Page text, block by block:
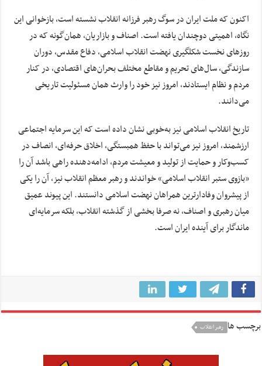
اکنون که ملت ایران در سوگ رهبر فرزانه انقلاب نشسته است، بازخوانی این
نگاه، اهمیتی دوچندان یافته است. اصناف و بازاریان، همان‌گونه که در
روزهای نخست شکلگیری نهضت انقلاب اسلامی، دفاع مقدس، دوران
سازندگی، سال‌های تحریم و مقاطع مختلف بحران‌های اقتصادی، در کنار
مردم و نظام ایستادند، امروز نیز خود را وارث همان مسئولیت تاریخی
می‌دانند.
تاریخ انقلاب اسلامی نیز به‌خوبی نشان داده است که این سرمایه اجتماعی
ارزشمند، امروز نیز می‌تواند با حفظ همبستگی، اخلاق حرفه‌ای، انصاف در
کسب‌وکار و حمایت از تولید و معیشت مردم، ادامه‌دهنده راهی باشد آن را
«بازوی ستبر انقلاب اسلامی» خواندند و رهبر معظم انقلاب نیز، آن را یکی
از پیشروان وفادارترین همراهان نهضت اسلامی دانستند. این پیوند عمیق
میان رهبری و اصناف، نه صرفا بخشی از گذشته انقلاب، بلکه سرمایه‌ای
ماندگار برای آینده ایران است.
برچسب ها رهبر انقلاب